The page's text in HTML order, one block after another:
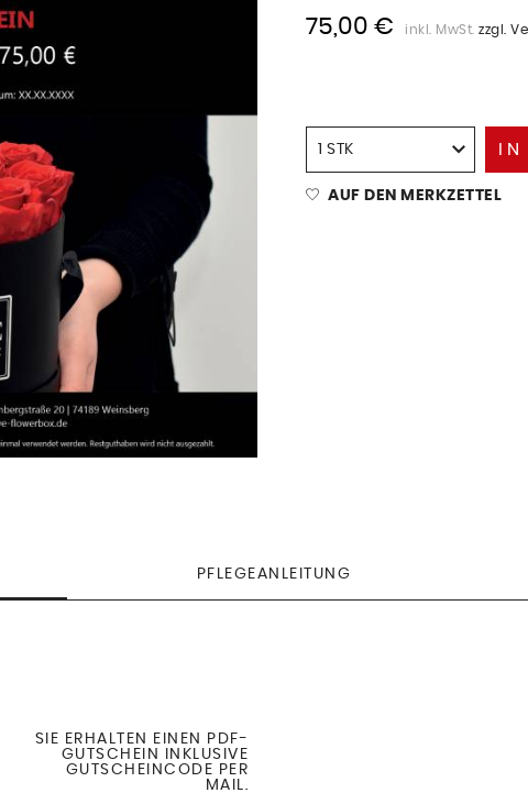
75,00 € inkl. MwSt. zzgl.
IN
AUF DEN MERKZETTEL
PFLEGEANLEITUNG
SIE ERHALTEN EINEN PDF-
GUTSCHEIN INKLUSIVE
GUTSCHEINCODE PER
MAIL.